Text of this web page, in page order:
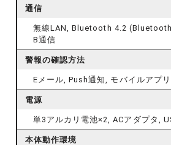
通信
無線LAN, Bluetooth 4.2
B通信
警報の確認方法
Eメール, Push通知, モバイルアプ
電源
単3アルカリ電池×2, ACアダプタ,
本体動作環境